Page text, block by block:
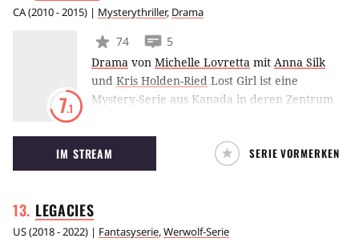
Channel 5 dokumentiert, das die Einsätze der
CA(2010 - 2015) | Mysterythriller, Drama
7.1
74
5
Drama von Michelle Lovretta mit Anna Silk
und Kris Holden-Ried Lost Girl ist eine
Mystery-Serie aus Kanada in deren Zentrum
Kräfte und ernährt sich, in dem sie anderen
Menschen deren Energie aus dem Körper
saugt. Bo entschließt sich dazu, ihre düstere
Hilfe bei den menschlichen Kenzi und Dyson.
IM STREAM SERIE VORMERKEN
LEGACIES
US(2018 - 2022) | Fantasyserie,Werwolf-Serie